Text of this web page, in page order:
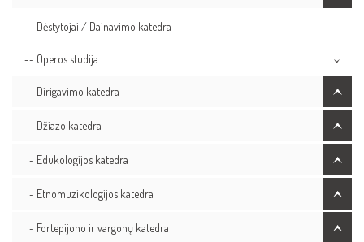
-- Dėstytojai / Dainavimo katedra
-- Operos studija
- Dirigavimo katedra
- Džiazo katedra
- Edukologijos katedra
- Etnomuzikologijos katedra
- Fortepijono ir vargonų katedra